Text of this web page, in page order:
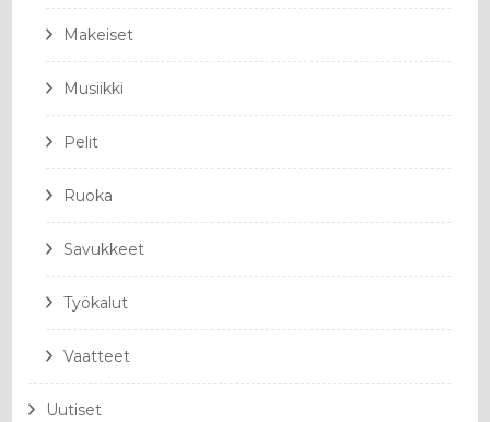
Makeiset
Musiikki
Pelit
Ruoka
Savukkeet
Työkalut
Vaatteet
Uutiset